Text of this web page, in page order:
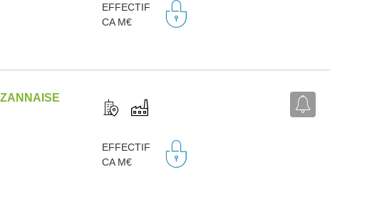
EFFECTIF
CA M€
EFFECTIF
CA M€